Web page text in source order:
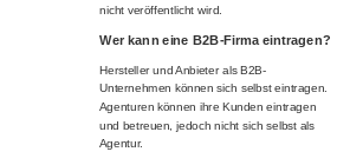
nicht veröffentlicht wird.
Wer kann eine B2B-Firma eintragen?
Hersteller und Anbieter als B2B-
Unternehmen können sich selbst eintragen.
Agenturen können ihre Kunden eintragen
und betreuen, jedoch nicht sich selbst als
Agentur.